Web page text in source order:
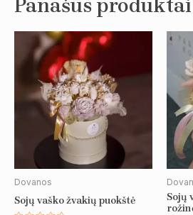
Panašūs produktai
Dovanos
Sojų vaško žvakių puokštė
Sojų